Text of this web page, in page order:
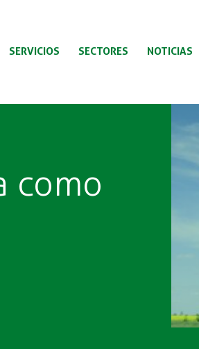
SERVICIOS SECTORES NOTICIAS
como